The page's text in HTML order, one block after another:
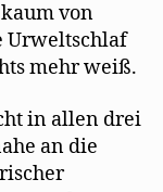
von
Urweltschlaf
mehr weiß.
in allen drei
an die